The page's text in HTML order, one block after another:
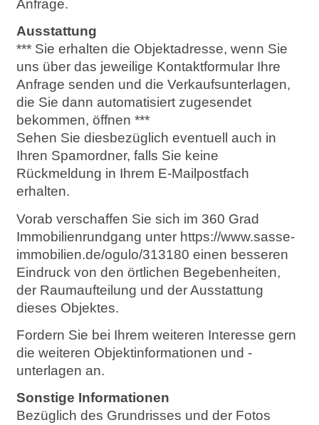
Anfrage.
Ausstattung
*** Sie erhalten die Objektadresse, wenn Sie
uns über das jeweilige Kontaktformular Ihre
Anfrage senden und die Verkaufsunterlagen,
die Sie dann automatisiert zugesendet
bekommen, öffnen ***
Sehen Sie diesbezüglich eventuell auch in
Ihren Spamordner, falls Sie keine
Rückmeldung in Ihrem E-Mailpostfach
erhalten.
Vorab verschaffen Sie sich im 360 Grad
Immobilienrundgang unter https://www.sasse-
immobilien.de/ogulo/313180 einen besseren
Eindruck von den örtlichen Begebenheiten,
der Raumaufteilung und der Ausstattung
dieses Objektes.
Fordern Sie bei Ihrem weiteren Interesse gern
die weiteren Objektinformationen und -
unterlagen an.
Sonstige Informationen
Bezüglich des Grundrisses und der Fotos